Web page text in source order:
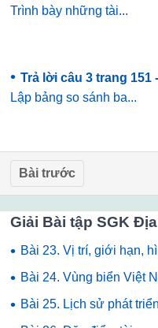
Trình bày những tài...
• Trả lời câu 3 trang 151
Lập bảng so sánh ba...
Bài trước
Giải Bài tập SGK
• Bài 23. Vị trí, giới hạn,
• Bài 24. Vùng biển Việt
• Bài 25. Lịch sử phát